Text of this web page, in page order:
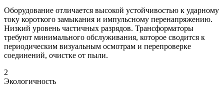
Оборудование отличается высокой устойчивостью к ударному
току короткого замыкания и импульсному перенапряжению.
Низкий уровень частичных разрядов. Трансформаторы
требуют минимального обслуживания, которое сводится к
периодическим визуальным осмотрам и перепроверке
соединений, очистке от пыли.
2
Экологичность